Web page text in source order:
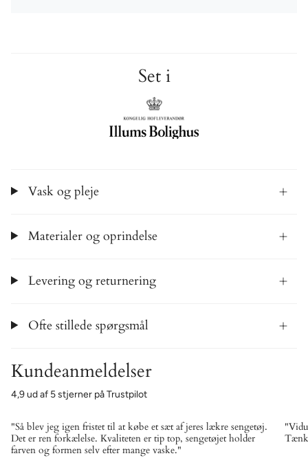
Set i
Vask og pleje
Materialer og oprindelse
Levering og returnering
Ofte stillede spørgsmål
Kundeanmeldelser
4,9 ud af 5 stjerner på Trustpilot
"Så blev jeg igen fristet til at købe et sæt af jeres lækre sengetøj.
Det er ren forkælelse. Kvaliteten er tip top, sengetøjet holder
farven og formen selv efter mange vaske."